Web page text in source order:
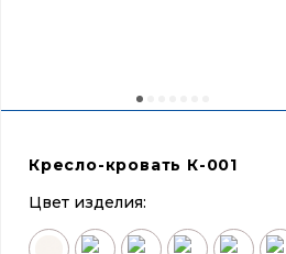
Кресло-кровать К-001
Цвет изделия: